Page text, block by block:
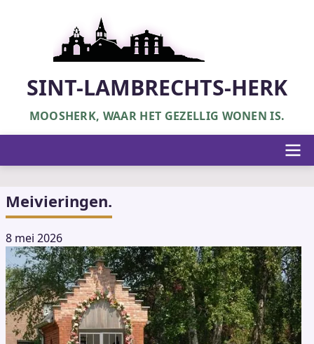
SINT-LAMBRECHTS-HERK
MOOSHERK, WAAR HET GEZELLIG WONEN IS.
Meivieringen.
8 mei 2026